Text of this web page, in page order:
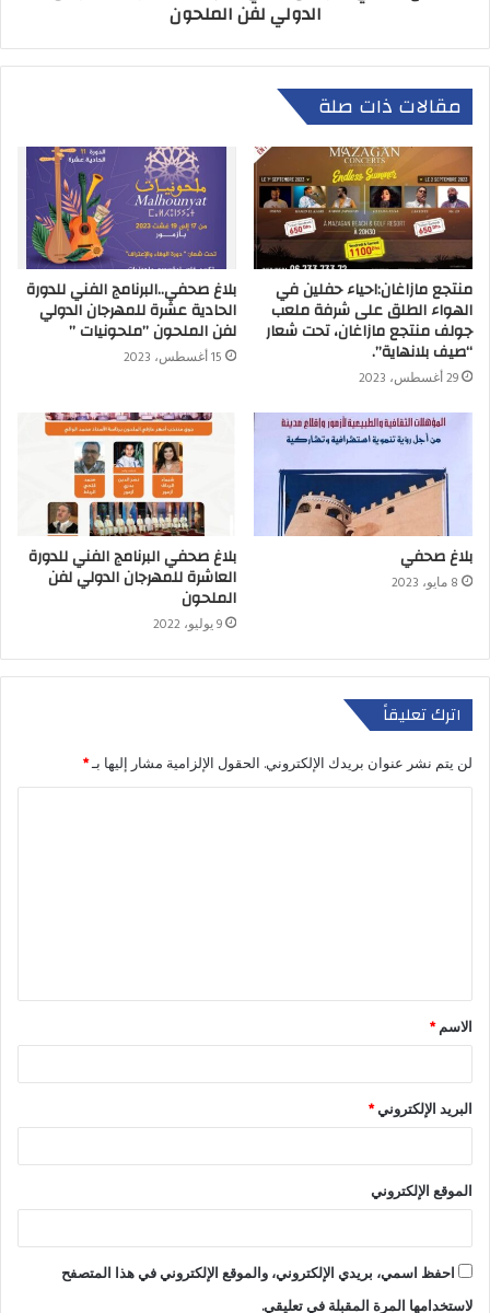
الدولي لفن الملحون
مقالات ذات صلة
منتجع مازاغان:احياء حفلين في
الهواء الطلق على شرفة ملعب
جولف منتجع مازاغان، تحت شعار
“صيف بلانهاية”.
29 أغسطس، 2023
بلاغ صحفي..البرنامج الفني للدورة
الحادية عشرة للمهرجان الدولي
لفن الملحون ”ملحونيات ”
15 أغسطس، 2023
بلاغ صحفي
8 مايو، 2023
بلاغ صحفي البرنامج الفني للدورة
العاشرة للمهرجان الدولي لفن
الملحون
9 يوليو، 2022
اترك تعليقاً
لن يتم نشر عنوان بريدك الإلكتروني. الحقول الإلزامية مشار إليها بـ*
الاسم*
البريد الإلكتروني*
الموقع الإلكتروني
احفظ اسمي، بريدي الإلكتروني، والموقع الإلكتروني في هذا المتصفح
لاستخدامها المرة المقبلة في تعليقي.